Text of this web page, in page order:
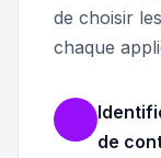
de choisir
chaque
de